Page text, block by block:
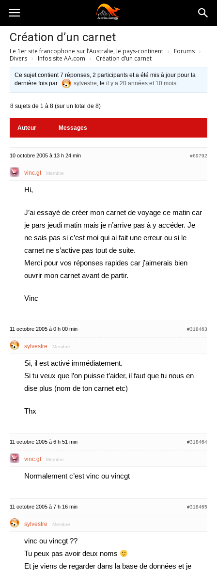
Australia-
australie.com
Création d’un carnet
Le 1er site francophone sur l’Australie, le pays-continent › Forums ›
Divers › Infos site AA.com › Création d’un carnet
Ce sujet contient 7 réponses, 2 participants et a été mis à jour pour la
dernière fois par
sylvestre, leil y a 20 années et 10 mois.
8 sujets de 1 à 8 (sur un total de 8)
Auteur Messages
10 octobre 2005 à 13 h 24 min #69792
vinc.gt Membre
Hi,
J’ai essayé de créer mon carnet de voyage ce matin car
je pars jeudi matin mais je n’arrive pas à y accéder. Je
ne sais pas si c’est moi qui ai fait une erreur ou si le
carnet ne s’active pas tout de suite.
Merci pour vos réponses rapides car j’aimerais bien
ouvrir mon carnet avant de partir.
Vinc
11 octobre 2005 à 0 h 00 min #318463
sylvestre Membre
Si, il est activé immédiatement.
Si tu veux que l’on puisse t’aider, il faut que tu nous en
dise plus (nom de ton carnet etc)
Thx
11 octobre 2005 à 6 h 51 min #318464
vinc.gt Membre
Normalement c’est vinc ou vincgt
11 octobre 2005 à 7 h 16 min #318465
sylvestre Membre
vinc ou vincgt ??
Tu peux pas avoir deux noms
Et je viens de regarder dans la base de données et je